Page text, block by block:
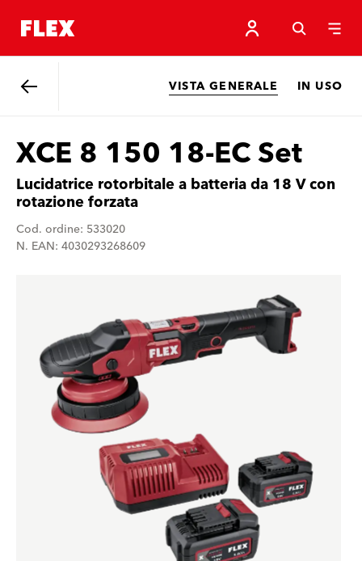
VISTA GENERALE IN USO
XCE 8 150 18-EC Set
Lucidatrice rotorbitale a batteria da 18 V con
rotazione forzata
Cod. ordine: 533020
N. EAN: 4030293268609